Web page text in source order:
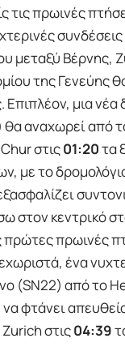
τις πρωινές
μεταξύ Βέρνης,
της Γενεύης
Επιπλέον, μια νέα
θα αναχωρεί από
στις01:20τα
με το
στον κεντρικό
πρώτες πρωινές
ένα
(SN22) από το
φτάνει
στις04:39